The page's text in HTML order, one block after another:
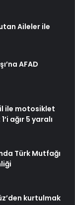
Aileler ile
AFAD
ile motosiklet
ağır 5 yaralı
Türk Mutfağı
kurtulmak